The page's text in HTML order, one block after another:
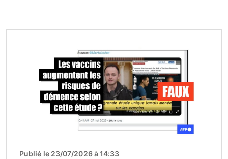
Publié le 23/07/2026 à 14:33